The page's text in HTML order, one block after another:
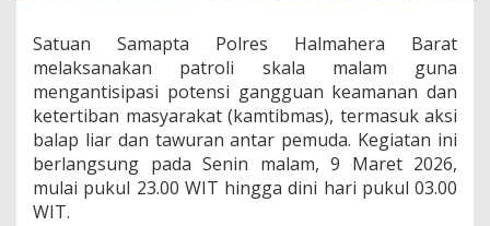
n
P
a
t
r
o
l
Satuan Samapta Polres Halmahera Barat
melaksanakan patroli skala malam guna
mengantisipasi potensi gangguan keamanan dan
ketertiban masyarakat (kamtibmas), termasuk aksi
balap liar dan tawuran antar pemuda. Kegiatan ini
berlangsung pada Senin malam, 9 Maret 2026,
mulai pukul 23.00 WIT hingga dini hari pukul 03.00
WIT.